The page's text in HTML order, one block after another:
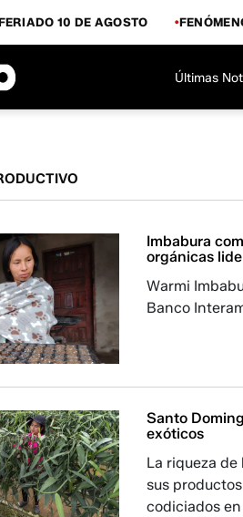
10 DE AGOSTO
Últimas
Imbabura
orgánicas
Warmi
Banco
Santo
exóticos
La riqueza
sus
codiciados